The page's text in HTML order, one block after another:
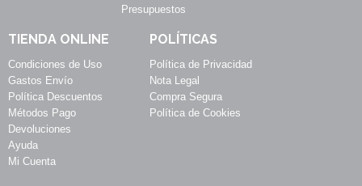
Presupuestos
TIENDA ONLINE
Condiciones de Uso
Gastos Envío
Política Descuentos
Métodos Pago
Devoluciones
Ayuda
Mi Cuenta
POLÍTICAS
Política de Privacidad
Nota Legal
Compra Segura
Política de Cookies